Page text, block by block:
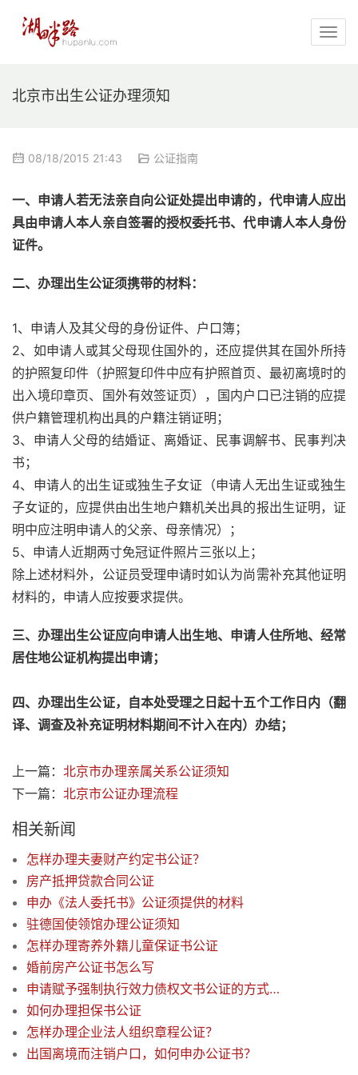
北京市出生公证办理须知
08/18/2015 21:43 公证指南
一、申请人若无法亲自向公证处提出申请的，代申请人应出
具由申请人本人亲自签署的授权委托书、代申请人本人身份
证件。
二、办理出生公证须携带的材料：
1、申请人及其父母的身份证件、户口簿；
2、如申请人或其父母现住国外的，还应提供其在国外所持
的护照复印件（护照复印件中应有护照首页、最初离境时的
出入境印章页、国外有效签证页），国内户口已注销的应提
供户籍管理机构出具的户籍注销证明；
3、申请人父母的结婚证、离婚证、民事调解书、民事判决
书；
4、申请人的出生证或独生子女证（申请人无出生证或独生
子女证的，应提供由出生地户籍机关出具的报出生证明，证
明中应注明申请人的父亲、母亲情况）；
5、申请人近期两寸免冠证件照片三张以上；
除上述材料外，公证员受理申请时如认为尚需补充其他证明
材料的，申请人应按要求提供。
三、办理出生公证应向申请人出生地、申请人住所地、经常
居住地公证机构提出申请；
四、办理出生公证，自本处受理之日起十五个工作日内（翻
译、调查及补充证明材料期间不计入在内）办结；
上一篇： 北京市办理亲属关系公证须知
下一篇： 北京市公证办理流程
相关新闻
怎样办理夫妻财产约定书公证？
房产抵押贷款合同公证
申办《法人委托书》公证须提供的材料
驻德国使领馆办理公证须知
怎样办理寄养外籍儿童保证书公证
婚前房产公证书怎么写
申请赋予强制执行效力债权文书公证的方式及证明材料
如何办理担保书公证
怎样办理企业法人组织章程公证？
出国离境而注销户口，如何申办公证书？